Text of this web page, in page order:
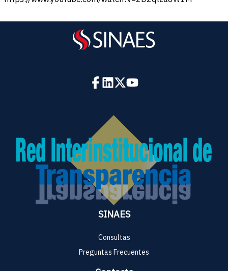
SINAES
Consultas
Preguntas Frecuentes